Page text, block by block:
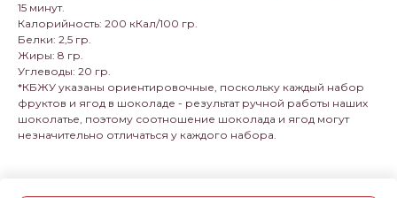
15 минут.
Калорийность: 200 кКал/100 гр.
Белки: 2,5 гр.
Жиры: 8 гр.
Углеводы: 20 гр.
*КБЖУ указаны ориентировочные, поскольку каждый набор
фруктов и ягод в шоколаде - результат ручной работы наших
шоколатье, поэтому соотношение шоколада и ягод могут
незначительно отличаться у каждого набора.